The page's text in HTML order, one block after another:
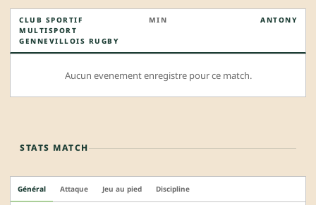
CLUB SPORTIF
MULTISPORT
GENNEVILLOIS RUGBY
MIN ANTONY
Aucun evenement enregistre pour ce match.
STATS MATCH
Général Attaque Jeu au pied Discipline